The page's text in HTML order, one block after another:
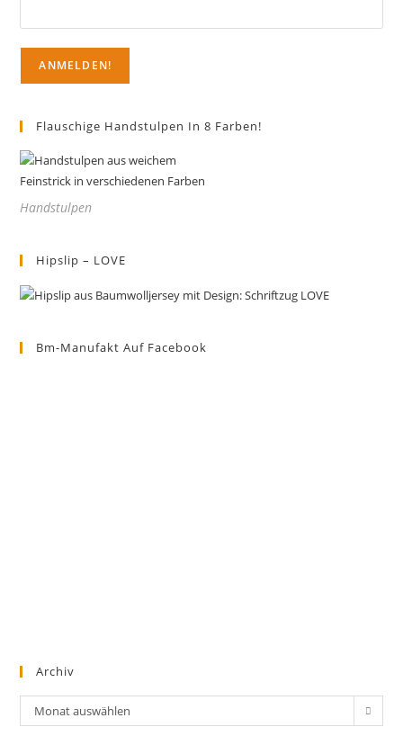
Flauschige Handstulpen In 8 Farben!
Handstulpen
Hipslip – LOVE
Bm-Manufakt Auf Facebook
Archiv
Archiv
Monat auswählen